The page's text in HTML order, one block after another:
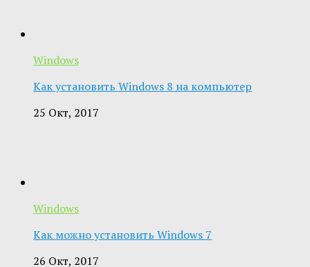
Windows
Как установить Windows 8 на компьютер
25 Окт, 2017
Windows
Как можно установить Windows 7
26 Окт, 2017